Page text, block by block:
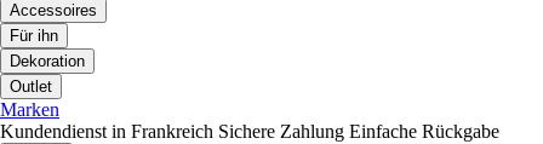
Accessoires
Für ihn
Dekoration
Outlet
Marken
Kundendienst in Frankreich Sichere Zahlung Einfache Rückgabe